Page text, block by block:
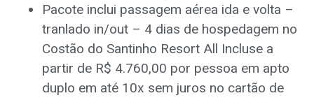
Pacote inclui passagem aérea ida e volta –
tranlado in/out – 4 dias de hospedagem no
Costão do Santinho Resort All Incluse a
partir de R$ 4.760,00 por pessoa em apto
duplo em até 10x sem juros no cartão de